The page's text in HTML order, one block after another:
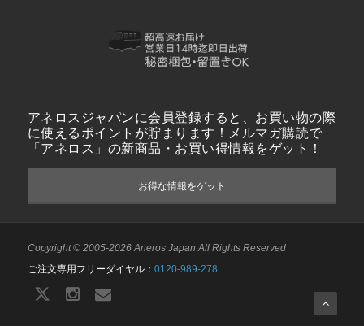
アネロスジャパンに会員登録すると、お買い物の際
に使えるポイントが貯まります！メルマガ購読で
「アネロス」の新商品・お買い得情報をゲット！
お得な情報をゲット
Copyright © 2005-2026 Aneros Japan All Rights Reserved
ご注文専用フリーダイヤル： 0120-989-278